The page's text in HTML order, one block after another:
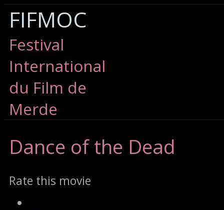
FIFMOC
Festival
International
du Film de
Merde
Dance of the Dead
Rate this movie